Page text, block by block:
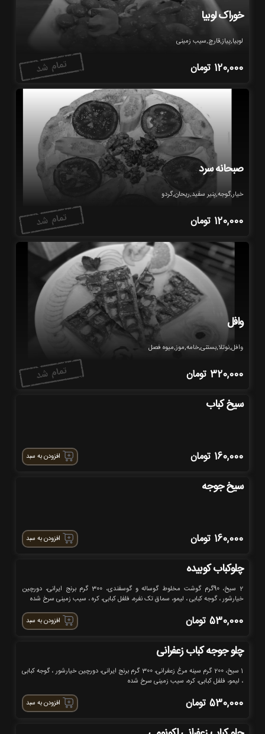
خوراک لوبیا
لوبیا,پیاز,قارچ,سیب زمینی
120,000 تومان
صبحانه سرد
خیار,گوجه,پنیر سفید,ریحان,گردو
120,000 تومان
وافل
وافل,نوتلا,بستنی,خامه,موز,میوه فصل
320,000 تومان
سیخ کباب
160,000 تومان افزودن به سبد
سیخ جوجه
160,000 تومان افزودن به سبد
چلوکباب کوبیده
2 سیخ، 90گرم گوشت مخلوط گوساله و گوسفندی، 300 گرم برنج ایرانی، دورچین
خیارشور ، گوجه کبابی ، لیمو، سماق تک نفره، فلفل کبابی، کره ، سیب زمینی سرخ شده
530,000 تومان افزودن به سبد
چلو جوجه کباب زعفرانی
1 سیخ، 200 گرم سینه مرغ زعفرانی، 300 گرم برنج ایرانی، دورچین خیارشور ، گوجه کبابی
، لیمو، فلفل کبابی، کره، سیب زمینی سرخ شده
530,000 تومان افزودن به سبد